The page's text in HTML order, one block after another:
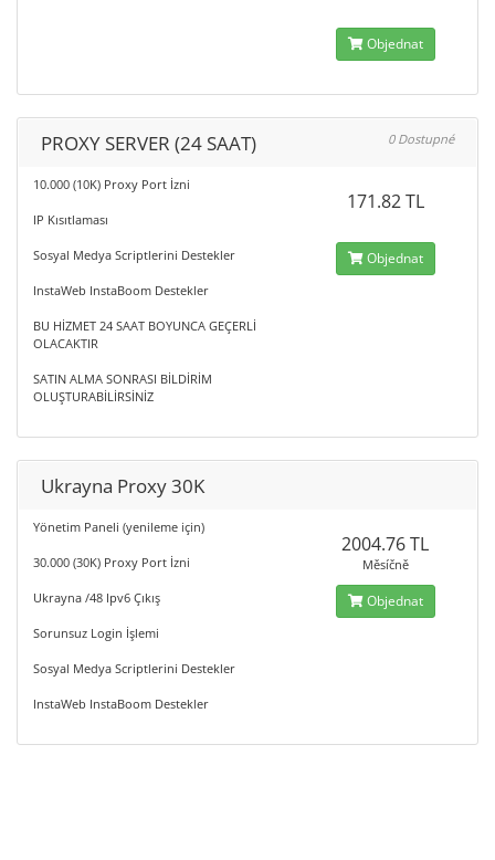
Objednat
PROXY SERVER (24 SAAT) 0 Dostupné
10.000 (10K) Proxy Port İzni
IP Kısıtlaması
Sosyal Medya Scriptlerini Destekler
InstaWeb InstaBoom Destekler
BU HİZMET 24 SAAT BOYUNCA GEÇERLİ
OLACAKTIR
SATIN ALMA SONRASI BİLDİRİM
OLUŞTURABİLİRSİNİZ
171.82 TL
Objednat
Ukrayna Proxy 30K
Yönetim Paneli (yenileme için)
30.000 (30K) Proxy Port İzni
Ukrayna /48 Ipv6 Çıkış
Sorunsuz Login İşlemi
Sosyal Medya Scriptlerini Destekler
InstaWeb InstaBoom Destekler
2004.76 TL
Měsíčně
Objednat